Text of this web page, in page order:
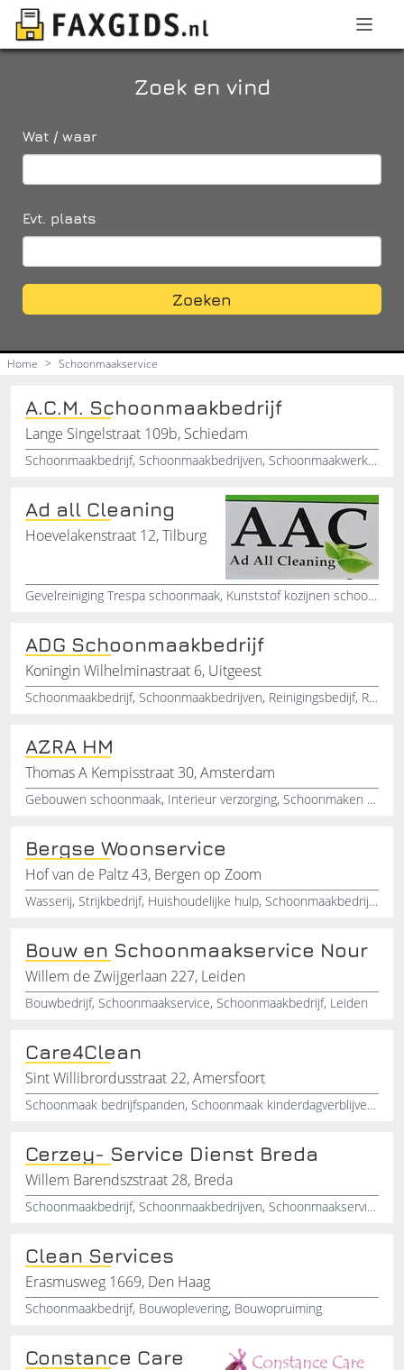
Zoek en vind
Wat / waar
Evt. plaats
Zoeken
Home > Schoonmaakservice
A.C.M. Schoonmaakbedrijf
Lange Singelstraat 109b, Schiedam
Schoonmaakbedrijf, Schoonmaakbedrijven, Schoonmaakwerk, Schiedam, Zuid-Holland
Ad all Cleaning
Hoevelakenstraat 12, Tilburg
Gevelreiniging Trespa schoonmaak, Kunststof kozijnen schoonmaken, Biologisch afbreekbaar schoonmaken, Veranda schoonmaken, Rolluiken schoonmaken, Garagedeuren schoonmaken, Carports schoonmaken
ADG Schoonmaakbedrijf
Koningin Wilhelminastraat 6, Uitgeest
Schoonmaakbedrijf, Schoonmaakbedrijven, Reinigingsbedijf, Reinigingsbedrijven, Glazenwassen, Glazenwasserij, Glazenwasser, Onderhoudsbedrijven, Uitgeest, Noord-Holland
AZRA HM
Thomas A Kempisstraat 30, Amsterdam
Gebouwen schoonmaak, Interieur verzorging, Schoonmaken van kantoren, Schoonmaken van panden, Schoonmaken van scholen, Schoonmaken van trappenhuizen, Schoonmaken van tafels
Bergse Woonservice
Hof van de Paltz 43, Bergen op Zoom
Wasserij, Strijkbedrijf, Huishoudelijke hulp, Schoonmaakbedrijf, Huizen schoonmaken, Wasserette
Bouw en Schoonmaakservice Nour
Willem de Zwijgerlaan 227, Leiden
Bouwbedrijf, Schoonmaakservice, Schoonmaakbedrijf, Leiden
Care4Clean
Sint Willibrordusstraat 22, Amersfoort
Schoonmaak bedrijfspanden, Schoonmaak kinderdagverblijven, Schoonmaak Hotels, Schoonmaak scholen, Schoonmaak gymzalen, Opleveringsschoonmaak, Gevelreiniging, Raambewassing
Cerzey- Service Dienst Breda
Willem Barendszstraat 28, Breda
Schoonmaakbedrijf, Schoonmaakbedrijven, Schoonmaakservice, Glazenwasser, Glazenwasserij, Carcleaning, Kantoorpanden, Scholen, Bedrijven, Kinderdagverblijf
Clean Services
Erasmusweg 1669, Den Haag
Schoonmaakbedrijf, Bouwoplevering, Bouwopruiming
Constance Care